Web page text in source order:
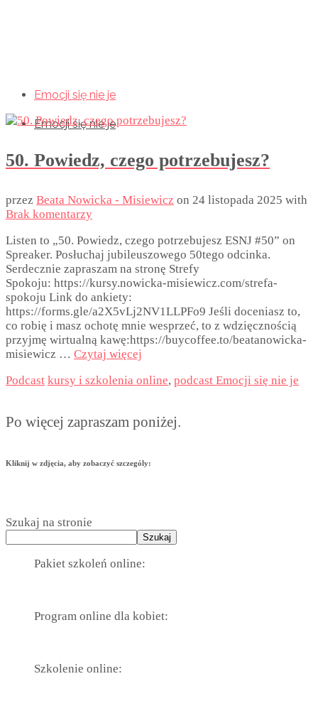
Emocji się nie je
Emocji się nie je
50. Powiedz, czego potrzebujesz?
przez Beata Nowicka - Misiewicz on 24 listopada 2025 with
Brak komentarzy
Listen to „50. Powiedz, czego potrzebujesz ESNJ #50” on
Spreaker. Posłuchaj jubileuszowego 50tego odcinka.
Serdecznie zapraszam na stronę Strefy
Spokoju: https://kursy.nowicka-misiewicz.com/strefa-
spokoju Link do ankiety:
https://forms.gle/a2X5vLj2NV1LLPFo9 Jeśli doceniasz to,
co robię i masz ochotę mnie wesprzeć, to z wdzięcznością
przyjmę wirtualną kawę:https://buycoffee.to/beatanowicka-
misiewicz … Czytaj więcej
Podcast kursy i szkolenia online, podcast Emocji się nie je
Po więcej zapraszam poniżej.
Kliknij w zdjęcia, aby zobaczyć szczególy:
Szukaj na stronie
Szukaj
Pakiet szkoleń online:
Program online dla kobiet:
Szkolenie online: